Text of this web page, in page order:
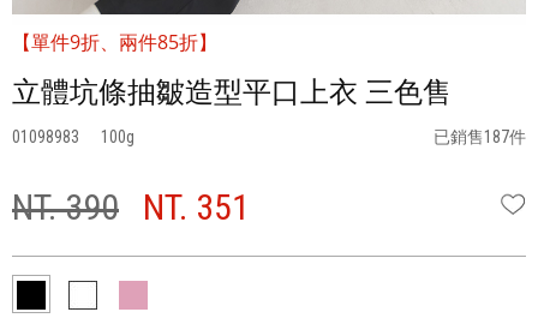
【單件9折、兩件85折】
立體坑條抽皺造型平口上衣 三色售
01098983 100 已銷售187件
NT. 390 NT. 351